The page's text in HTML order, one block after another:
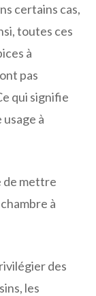
certains cas,
toutes ces
à
pas
qui signifie
à
de mettre
à
des
les